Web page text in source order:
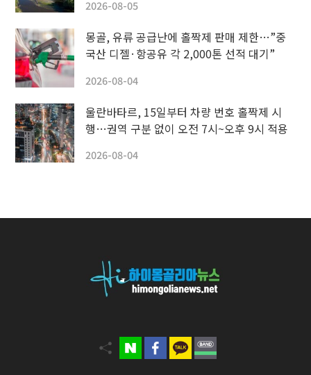
2026-08-05
몽골, 유류 공급난에 홀짝제 판매 제한…”중
국산 디젤·항공유 각 2,000톤 선적 대기”
2026-08-04
울란바타르, 15일부터 차량 번호 홀짝제 시
행…권역 구분 없이 오전 7시~오후 9시 적용
2026-08-04